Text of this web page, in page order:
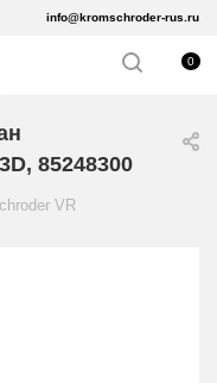
info@kromschroder-rus.ru
0
85248300
VR